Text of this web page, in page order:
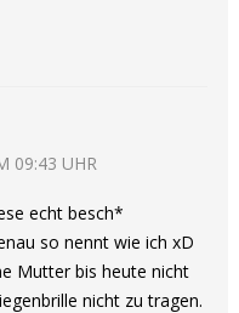
09:43 UHR
echt besch*
so nennt wie ich xD
Mutter bis heute nicht
nicht zu tragen.